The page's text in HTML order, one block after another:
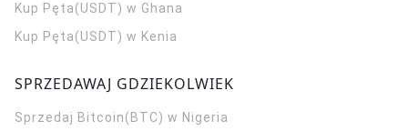
Kup Pęta(USDT) w Ghana
Kup Pęta(USDT) w Kenia
SPRZEDAWAJ GDZIEKOLWIEK
Sprzedaj Bitcoin(BTC) w Nigeria